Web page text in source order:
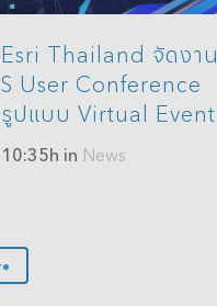
Esri Thailand จัดงาน
User Conference
ปแบบ Virtual Event
in News